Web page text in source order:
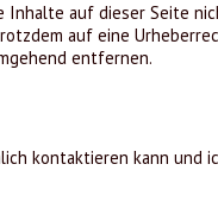
Inhalte auf dieser Seite
auf eine
entfernen.
kontaktieren kann und